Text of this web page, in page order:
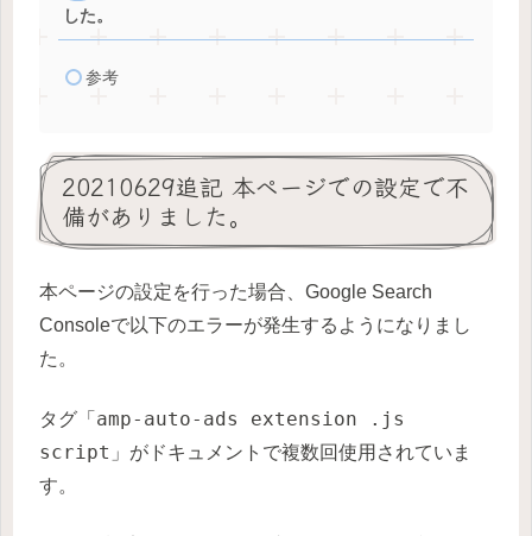
した。
参考
20210629追記 本ページでの設定で不
備がありました。
本ページの設定を行った場合、Google Search
Consoleで以下のエラーが発生するようになりまし
た。
タグ「amp-auto-ads extension .js
script」がドキュメントで複数回使用されていま
す。